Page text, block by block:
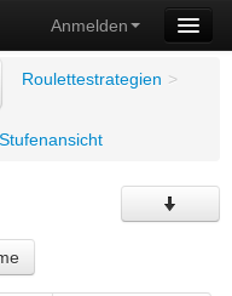
Anmelden
Roulettestrategien >